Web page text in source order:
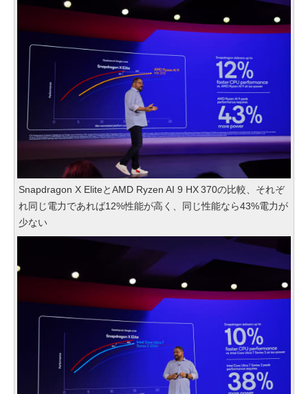
Snapdragon X EliteとAMD Ryzen AI 9 HX 370の比較、それぞ
れ同じ電力であれば12%性能が高く、同じ性能なら43%電力が
少ない